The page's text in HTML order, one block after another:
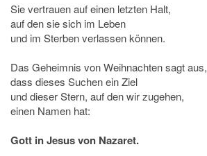
Sie vertrauen auf einen letzten Halt,
auf den sie sich im Leben
und im Sterben verlassen können.
Das Geheimnis von Weihnachten sagt aus,
dass dieses Suchen ein Ziel
und dieser Stern, auf den wir zugehen,
einen Namen hat:
Gott in Jesus von Nazaret.